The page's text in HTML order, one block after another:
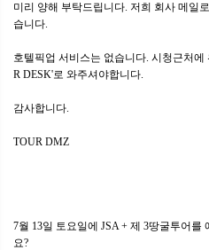
미리 양해 부탁드립니다. 저희 회사 메일
습니다.
호텔픽업 서비스는 없습니다. 시청근처
R DESK'로 와주셔야합니다.
감사합니다.
TOUR DMZ
7월 13일 토요일에 JSA + 제 3땅굴투어
요?